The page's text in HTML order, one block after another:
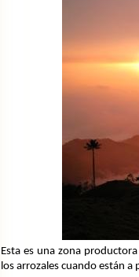
Esta es una zona
los arrozales cuando están a